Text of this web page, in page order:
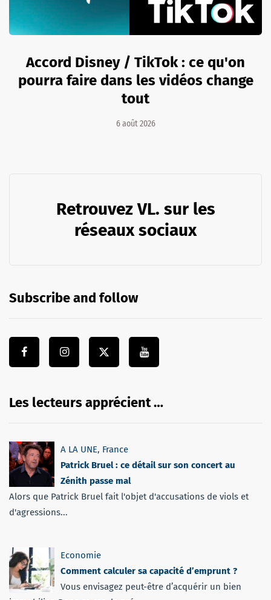
Accord Disney / TikTok : ce qu'on
pourra faire dans les vidéos change
tout
6 août 2026
Retrouvez VL. sur les
réseaux sociaux
Subscribe and follow
Les lecteurs apprécient …
A LA UNE, France
Patrick Bruel : ce détail sur son concert au
Zénith passe mal
Alors que Patrick Bruel fait l'objet d'accusations de viols et
d'agressions...
Economie
Comment calculer sa capacité d’emprunt ?
Vous envisagez peut-être d’acquérir un bien